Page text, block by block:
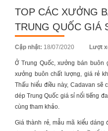
TOP CÁC XƯỞNG
TRUNG QUỐC GIÁ
Cập nhật: Posted
18/07/2020 Lượt
Ở Trung Quốc, xưởng bán buôn
xưởng buôn chất lượng, giá rẻ
Thấu hiểu điều này, Cadavan sẽ
dép Trung Quốc giá sỉ nổi tiếng
cùng tham khảo.
Giá thành rẻ, mẫu mã kiểu dáng